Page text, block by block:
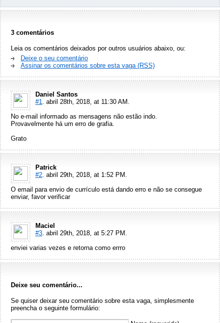
3 comentários
Leia os comentários deixados por outros usuários abaixo, ou:
Deixe o seu comentário
Assinar os comentários sobre esta vaga (RSS)
Daniel Santos
#1. abril 28th, 2018, at 11:30 AM.
No e-mail informado as mensagens não estão indo.
Provavelmente há um erro de grafia.
Grato
Patrick
#2. abril 29th, 2018, at 1:52 PM.
O email para envio de currículo está dando erro e não se consegue
enviar, favor verificar
Maciel
#3. abril 29th, 2018, at 5:27 PM.
enviei varias vezes e retorna como errro
Deixe seu comentário...
Se quiser deixar seu comentário sobre esta vaga, simplesmente
preencha o seguinte formulário: